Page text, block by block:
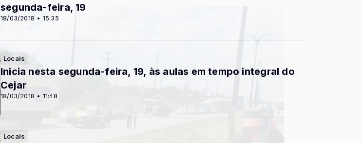
18/03/2018 • 15:35
segunda-feira, 19
Locais
18/03/2018 • 11:48
Inicia nesta segunda-feira, 19, às aulas em tempo integral do
Cejar
Locais